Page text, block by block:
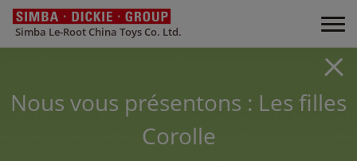
Simba Le-Root China Toys Co. Ltd.
Nous vous présentons : Les filles
Corolle